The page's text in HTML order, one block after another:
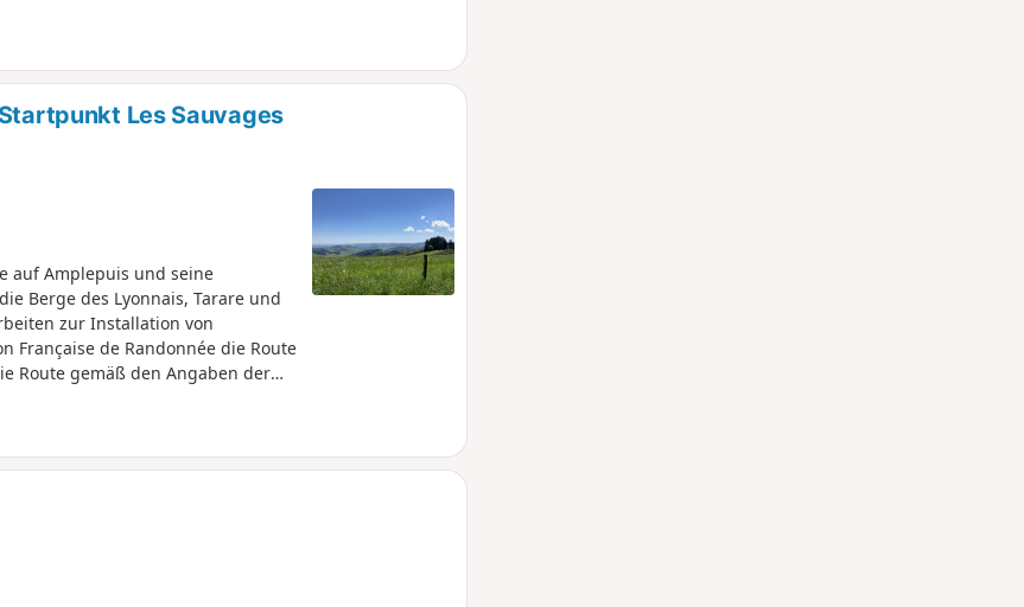
Les Sauvages
auf Amplepuis und seine
Berge des Lyonnais, Tarare und
zur Installation von
Française de Randonnée die Route
Route gemäß den Angaben der